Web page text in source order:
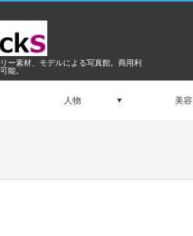
ー素材、モデルによる写真館。商用利
能。
人物 美容